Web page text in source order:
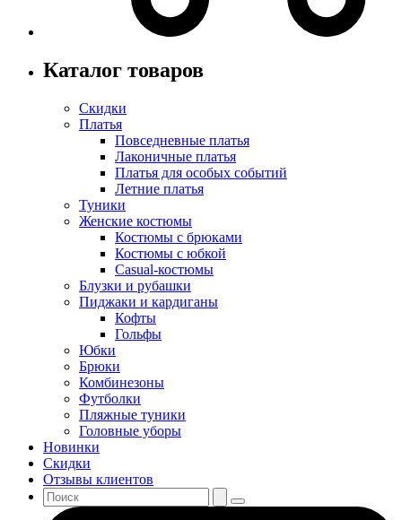
Каталог товаров
Скидки
Платья
Повседневные платья
Лаконичные платья
Платья для особых событий
Летние платья
Туники
Женские костюмы
Костюмы с брюками
Костюмы с юбкой
Casual-костюмы
Блузки и рубашки
Пиджаки и кардиганы
Кофты
Гольфы
Юбки
Брюки
Комбинезоны
Футболки
Пляжные туники
Головные уборы
Новинки
Скидки
Отзывы клиентов